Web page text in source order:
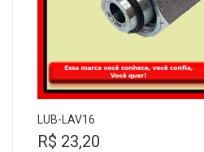
LUB-LAV16
R$ 23,20